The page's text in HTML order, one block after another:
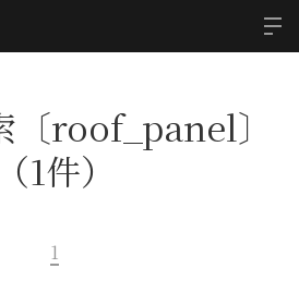
roof_panel〕
（1件）
1